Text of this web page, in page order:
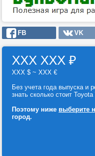
FB VK
ХХХ ХХХ ₽
ХХХ $ ~ ХХХ €
Без учета года выпуска и
знать сколько стоит
Поэтому ниже выберите
город.